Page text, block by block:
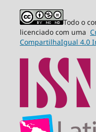
Todo o
licenciado com uma
CompartilhaIgual 4.0